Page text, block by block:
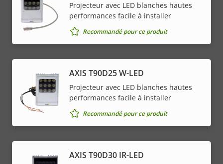
Projecteur avec LED blanches hautes
performances facile à installer
Recommandé pour ce produit
AXIS T90D25 W-LED
Projecteur avec LED blanches hautes
performances facile à installer
Recommandé pour ce produit
AXIS T90D30 IR-LED